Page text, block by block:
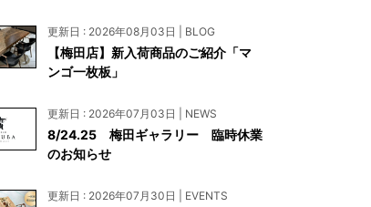
お問い合わせ
資料請求
工務店様・設計会社様向けお問い合わせ
一枚板買い取りに関して
更新日 : 2026年08月03日 | BLOG
【梅田店】新入荷商品のご紹介「マ
ンゴ一枚板」
更新日 : 2026年07月03日 | NEWS
8/24.25 梅田ギャラリー 臨時休業
のお知らせ
更新日 : 2026年07月30日 | EVENTS